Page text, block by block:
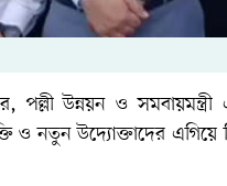
পল্লী উন্নয়ন ও
ও নতুন উদ্যোক্তাদের